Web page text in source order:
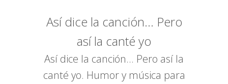
Así dice la canción... Pero
así la canté yo
Así dice la canción... Pero así la
canté yo. Humor y música para